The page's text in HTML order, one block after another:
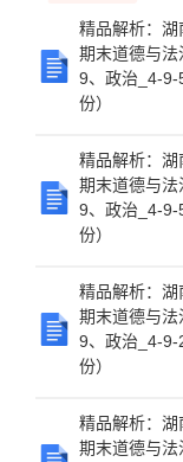
精品解析：
期末道德与
9、政治_4-9-
份）
精品解析：
期末道德与
9、政治_4-9-
份）
精品解析：
期末道德与
9、政治_4-9-
份）
精品解析：
期末道德与